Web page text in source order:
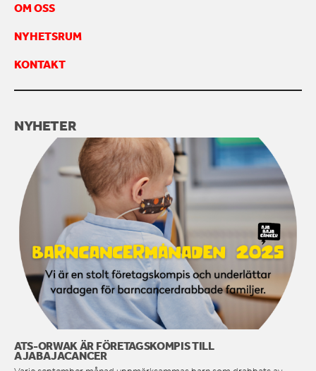
INSPIRATION
FINANSIERING
ARBETA HOS OSS
KONTAKTA OSS
OM OSS
NYHETSRUM
KONTAKT
NYHETER
ATS-ORWAK ÄR FÖRETAGSKOMPIS TILL
AJABAJACANCER